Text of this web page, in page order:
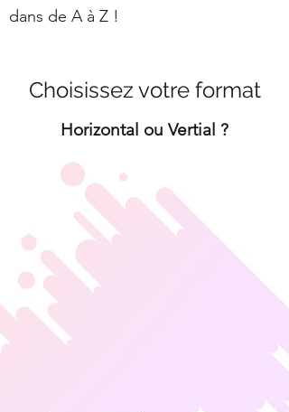
dans de A à Z !
Choisissez votre format
Horizontal ou Vertial ?